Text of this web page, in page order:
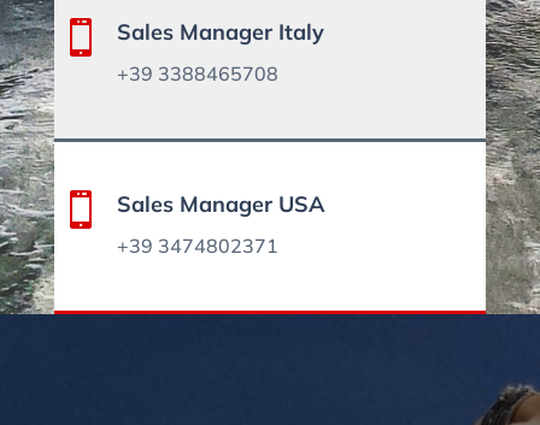
 Sales Manager Italy
+39 3388465708
 Sales Manager USA
+39 3474802371